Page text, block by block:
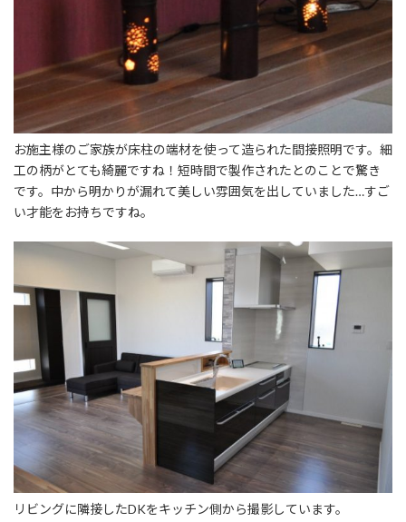
お施主様のご家族が床柱の端材を使って造られた間接照明です。細
工の柄がとても綺麗ですね！短時間で製作されたとのことで驚き
です。中から明かりが漏れて美しい雰囲気を出していました…すご
い才能をお持ちですね。
リビングに隣接したDKをキッチン側から撮影しています。